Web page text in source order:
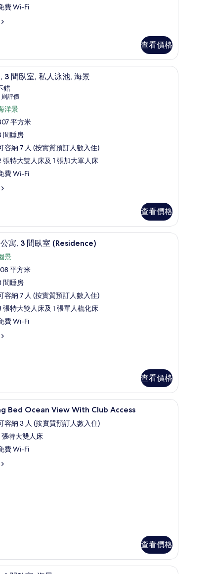
費 Wi-Fi
查看價格
光窗簾/窗簾
3 間臥室, 私人泳池, 海景
，滿分 10 分
錯
則評價
價)
洋景
平方米
間睡房
容納 7 人 (按實質預訂人數入住)
張特大雙人床及 1 張加大單人床
費 Wi-Fi
查看價格
行政公寓, 3 間臥室 (Residence) | 迷你吧、
寓, 3 間臥室 (Residence)
景
平方米
間睡房
容納 7 人 (按實質預訂人數入住)
張特大雙人床及 1 張單人梳化床
費 Wi-Fi
查看價格
提電腦工作空間、遮光窗簾/窗簾迷你吧、房內夾萬、手提電腦工作空間、遮光
Bed Ocean View With Club Access
容納 3 人 (按實質預訂人數入住)
張特大雙人床
費 Wi-Fi
查看價格
提電腦工作空間、遮光窗簾/窗簾迷你吧、房內夾萬、手提電腦工作空間、遮光